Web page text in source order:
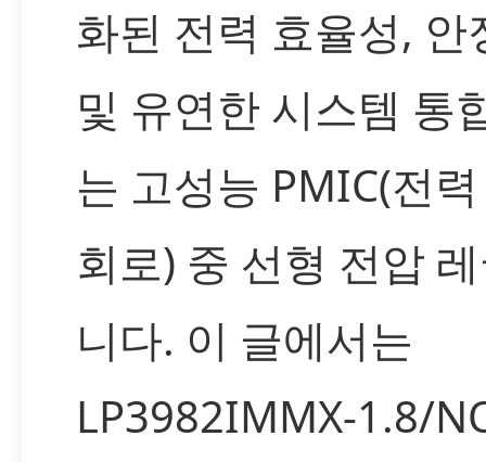
화된 전력 효율성, 안
및 유연한 시스템 통
는 고성능 PMIC(전
회로) 중 선형 전압
니다. 이 글에서는
LP3982IMMX-1.8/